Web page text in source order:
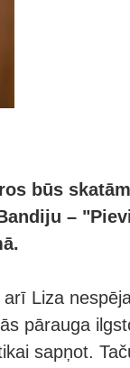
būs
–
Liza
pārauga
sapņot.